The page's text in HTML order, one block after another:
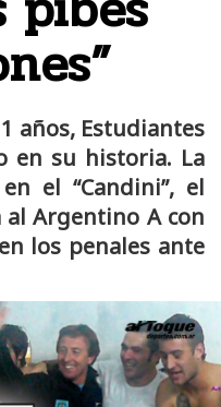
años, Estudiantes
en su historia. La
el “Candini”, el
Argentino A con
los penales ante